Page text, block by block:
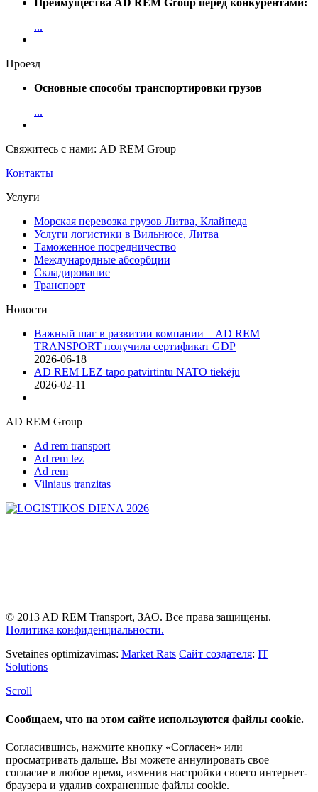
Преимущества AD REM Group перед конкурентами:
...
Проезд
Основные способы транспортировки грузов
...
Свяжитесь с нами: AD REM Group
Контакты
Услуги
Морская перевозка грузов Литва, Клайпеда
Услуги логистики в Вильнюсе, Литва
Таможенное посредничество
Международные абсорбции
Складирование
Транспорт
Новости
Важный шаг в развитии компании – AD REM
TRANSPORT получила сертификат GDP
2026-06-18
AD REM LEZ tapo patvirtintu NATO tiekėju
2026-02-11
AD REM Group
Ad rem transport
Ad rem lez
Ad rem
Vilniaus tranzitas
© 2013 AD REM Transport, ЗАО. Все права защищены.
Политика конфиденциальности.
Svetaines optimizavimas: Market Rats Сайт создателя: IT
Solutions
Scroll
Сообщаем, что на этом сайте используются файлы cookie.
Согласившись, нажмите кнопку «Согласен» или
просматривать дальше. Вы можете аннулировать свое
согласие в любое время, изменив настройки своего интернет-
браузера и удалив сохраненные файлы cookie.